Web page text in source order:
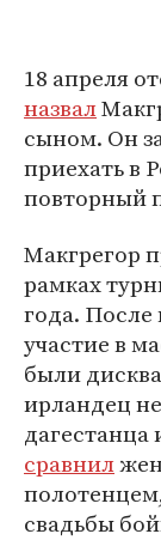
18 апреля
назвал
сыном. Он
приехать в
повторный
Макгрегор
рамках
года.
участие в
были
ирландец
дагестанца
сравнил
свадьбы